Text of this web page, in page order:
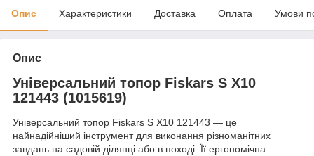
Опис Характеристики Доставка Оплата Умови
Опис
Універсальний топор Fiskars S X10
121443 (1015619)
Універсальний топор Fiskars S X10 121443 — це
найнадійніший інструмент для виконання різноманітних
завдань на садовій ділянці або в поході. Її ергономічна